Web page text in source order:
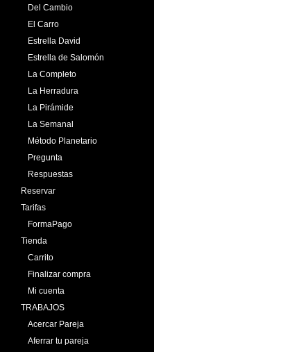
Del Cambio
El Carro
Estrella David
Estrella de Salomón
La Completo
La Herradura
La Pirámide
La Semanal
Método Planetario
Pregunta
Respuestas
Reservar
Tarifas
FormaPago
Tienda
Carrito
Finalizar compra
Mi cuenta
TRABAJOS
Acercar Pareja
Aferrar tu pareja